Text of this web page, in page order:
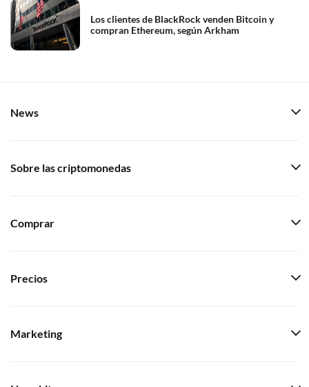
Los clientes de BlackRock venden Bitcoin y
compran Ethereum, según Arkham
News
Sobre las criptomonedas
Comprar
Precios
Marketing